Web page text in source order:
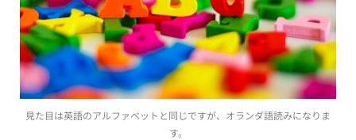
見た目は英語のアルファベットと同じですが、オランダ語読みになりま
す。